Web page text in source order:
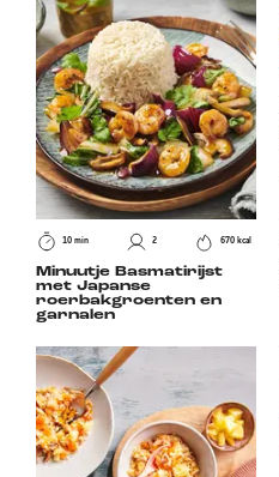
10 min 2 670 kcal
Minuutje Basmatirijst
met Japanse
roerbakgroenten en
garnalen